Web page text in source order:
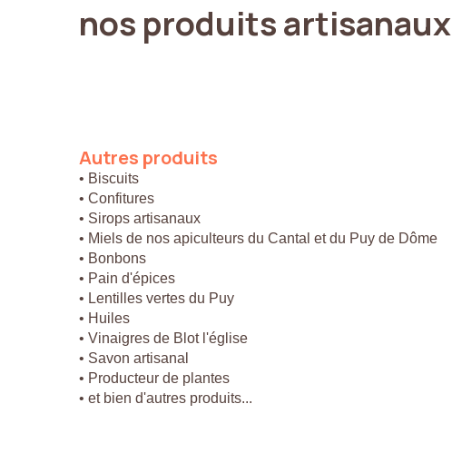
nos produitsartisanaux
Autres produits
• Biscuits
• Confitures
• Sirops artisanaux
• Miels de nos apiculteurs du Cantal et du Puy de Dôme
• Bonbons
• Pain d'épices
• Lentilles vertes du Puy
• Huiles
• Vinaigres de Blot l'église
• Savon artisanal
• Producteur de plantes
• et bien d'autres produits...